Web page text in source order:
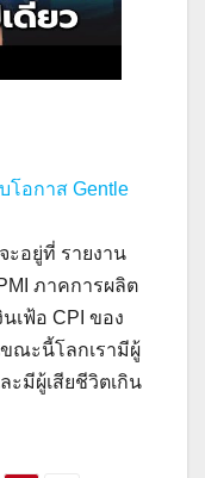
โอกาส Gentle
ะอยู่ที่ รายงาน
ภาคการผลิต
เฟ้อ CPI ของ
ณะนี้โลกเรามีผู้
ะมีผู้เสียชีวิตเกิน